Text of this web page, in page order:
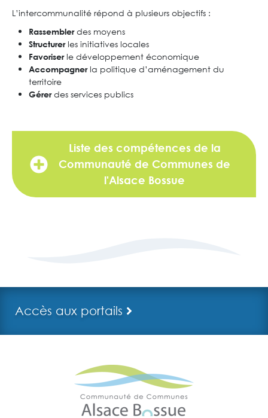
L’intercommunalité répond à plusieurs objectifs :
Rassemblerdes moyens
Structurerles initiatives locales
Favoriserle développement économique
Accompagnerla politique d’aménagement du
territoire
Gérerdes services publics
Liste des compétences de la
Communauté de Communes de
l'Alsace Bossue
Accès aux portails